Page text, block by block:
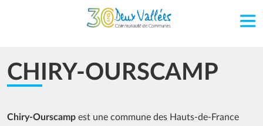
Aller au contenu principal
CHIRY-OURSCAMP
Chiry-Ourscamp est une commune des Hauts-de-France